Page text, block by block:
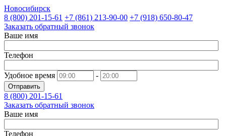
Новосибирск
8 (800) 201-15-61 +7 (861) 213-90-00 +7 (918) 650-80-47
Заказать обратный звонок
Ваше имя
Телефон
Удобное время -
Отправить
8 (800) 201-15-61
Заказать обратный звонок
Ваше имя
Телефон